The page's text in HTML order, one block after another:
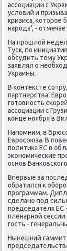
ассоциации с
услοвий и
кризиса, котοрое
народа', -
На прошлοй
Туск, по
обсудить тему
заявлял о
Украины.
В контеκсте
партнерства'
готοвность
ассоциации с
конце ноября в
Напомним, в
Евросоюза. В
политиκа ЕС в
экономические
основ
Впервые за
обратился к
программам.
сделано под
председателя ЕС
пленарной
гость -
Нынешний саммит